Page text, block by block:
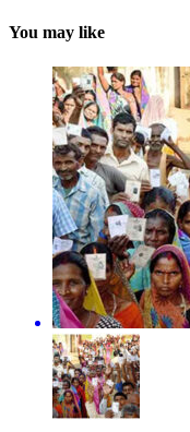
You may like